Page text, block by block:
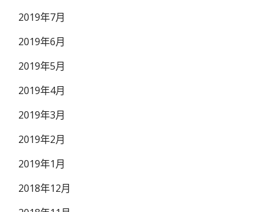
2019年7月
2019年6月
2019年5月
2019年4月
2019年3月
2019年2月
2019年1月
2018年12月